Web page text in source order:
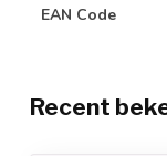
EAN Code
Recent